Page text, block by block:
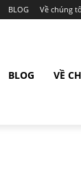
BLOG Về chúng
BLOG VỀ